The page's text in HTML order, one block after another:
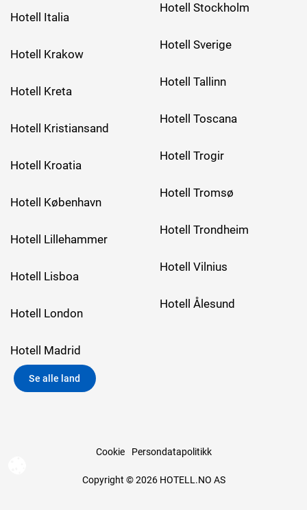
Hotell Italia
Hotell Krakow
Hotell Kreta
Hotell Kristiansand
Hotell Kroatia
Hotell København
Hotell Lillehammer
Hotell Lisboa
Hotell London
Hotell Madrid
Hotell Stockholm
Hotell Sverige
Hotell Tallinn
Hotell Toscana
Hotell Trogir
Hotell Tromsø
Hotell Trondheim
Hotell Vilnius
Hotell Ålesund
Se alle land
Cookie Persondatapolitikk
Copyright © 2026 HOTELL.NO AS